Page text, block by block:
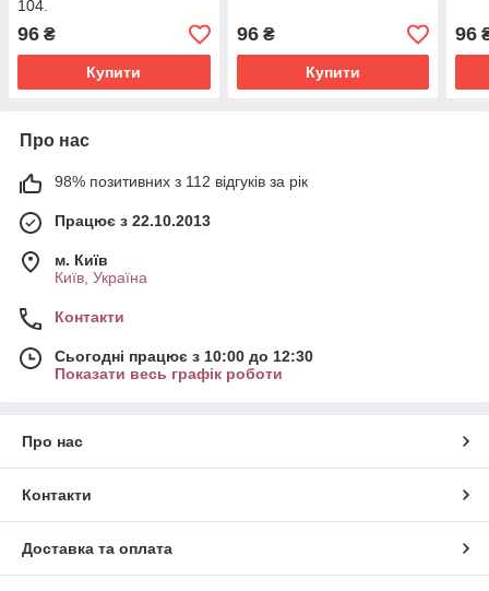
104.
96 ₴
Купити
96₴
Купити
96
Про нас
98% позитивних з 112 відгуків за рік
Працює з 22.10.2013
м. Київ
Київ, Україна
Контакти
Сьогодні працює з 10:00 до 12:30
Показати весь графік роботи
Про нас
Контакти
Доставка та оплата